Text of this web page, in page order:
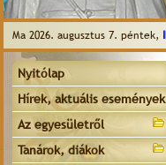
Ma 2026. augusztus 7. péntek,
Nyitólap
Hírek, aktuális események
Az egyesületről
Tanárok, diákok